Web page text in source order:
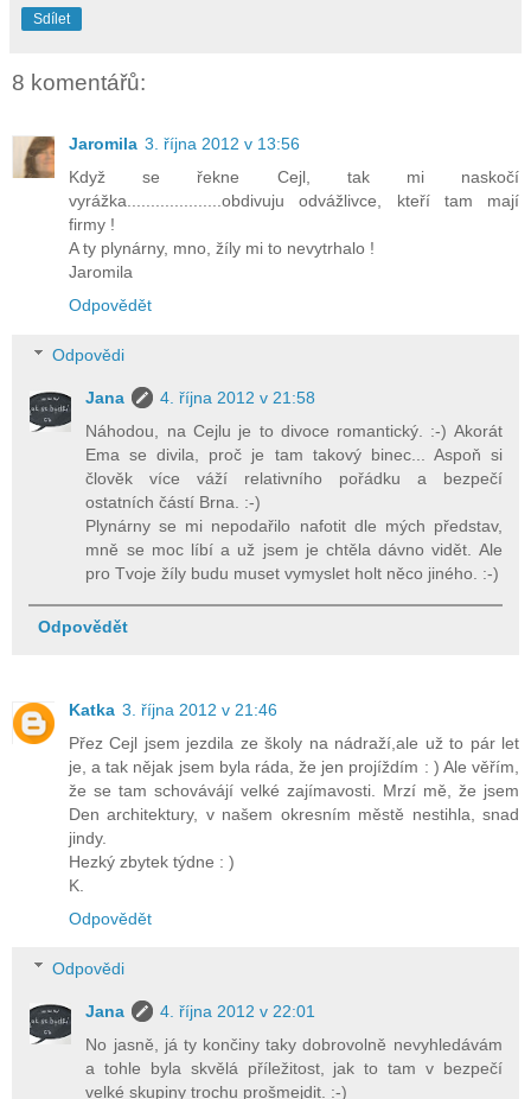
Sdílet
8 komentářů:
Jaromila 3. října 2012 v 13:56
Když se řekne Cejl, tak mi naskočí
vyrážka....................obdivuju odvážlivce, kteří tam mají
firmy !
A ty plynárny, mno, žíly mi to nevytrhalo !
Jaromila
Odpovědět
Odpovědi
Jana
4. října 2012 v 21:58
Náhodou, na Cejlu je to divoce romantický. :-) Akorát
Ema se divila, proč je tam takový binec... Aspoň si
člověk více váží relativního pořádku a bezpečí
ostatních částí Brna. :-)
Plynárny se mi nepodařilo nafotit dle mých představ,
mně se moc líbí a už jsem je chtěla dávno vidět. Ale
pro Tvoje žíly budu muset vymyslet holt něco jiného. :-)
Odpovědět
Katka 3. října 2012 v 21:46
Přez Cejl jsem jezdila ze školy na nádraží,ale už to pár let
je, a tak nějak jsem byla ráda, že jen projíždím : ) Ale věřím,
že se tam schovávájí velké zajímavosti. Mrzí mě, že jsem
Den architektury, v našem okresním městě nestihla, snad
jindy.
Hezký zbytek týdne : )
K.
Odpovědět
Odpovědi
Jana
4. října 2012 v 22:01
No jasně, já ty končiny taky dobrovolně nevyhledávám
a tohle byla skvělá příležitost, jak to tam v bezpečí
velké skupiny trochu prošmejdit. :-)